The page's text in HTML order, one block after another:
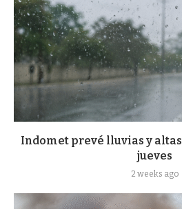
Indomet prevé lluvias y
jueves
2 weeks ago